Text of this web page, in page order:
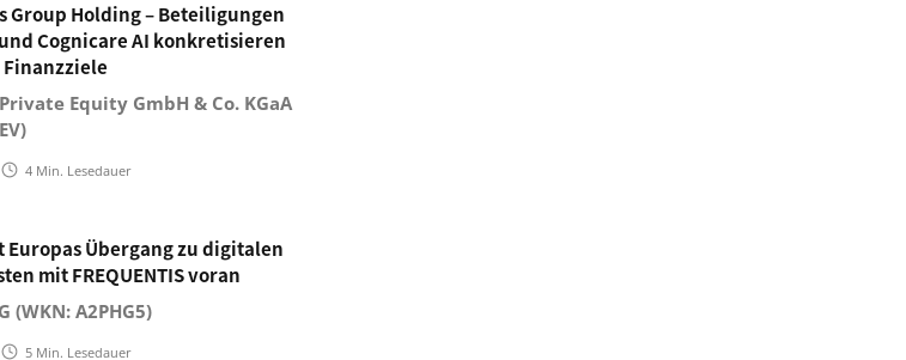
Group Holding – Beteiligungen
Cognicare AI konkretisieren
Equity GmbH & Co. KGaA
4Min. Lesedauer
Übergang zu digitalen
mit FREQUENTIS voran
(WKN: A2PHG5)
5Min. Lesedauer